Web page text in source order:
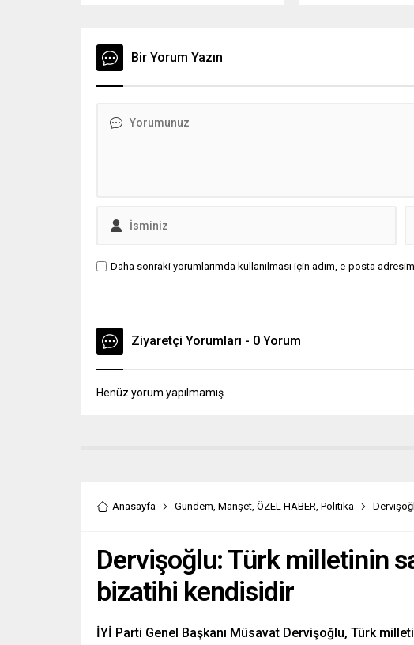
Bir Yorum Yazın
Daha sonraki yorumlarımda kullanılması için adım, e-posta
Ziyaretçi Yorumları - 0 Yorum
Henüz yorum yapılmamış.
Anasayfa Gündem Manşet ÖZEL HABER Politika
Dervişoğlu: Türk milletinin
bizatihi kendisidir
İYİ Parti Genel Başkanı Müsavat Dervişoğlu, Türk